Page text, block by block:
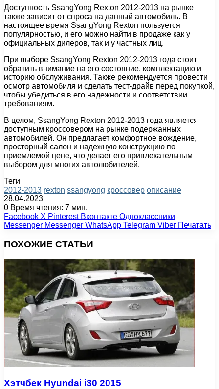
Доступность SsangYong Rexton 2012-2013 на рынке
также зависит от спроса на данный автомобиль. В
настоящее время SsangYong Rexton пользуется
популярностью, и его можно найти в продаже как у
официальных дилеров, так и у частных лиц.
При выборе SsangYong Rexton 2012-2013 года стоит
обратить внимание на его состояние, комплектацию и
историю обслуживания. Также рекомендуется провести
осмотр автомобиля и сделать тест-драйв перед покупкой,
чтобы убедиться в его надежности и соответствии
требованиям.
В целом, SsangYong Rexton 2012-2013 года является
доступным кроссовером на рынке подержанных
автомобилей. Он предлагает комфортное вождение,
просторный салон и надежную конструкцию по
приемлемой цене, что делает его привлекательным
выбором для многих автолюбителей.
Теги
2012-2013 rexton ssangyong кроссовер описание
28.04.2023
0 Время чтения: 7 мин.
Facebook X Pinterest Вконтакте Одноклассники
Messenger Messenger WhatsApp Telegram Viber Печатать
ПОХОЖИЕ СТАТЬИ
Хэтчбек Hyundai i30 2015